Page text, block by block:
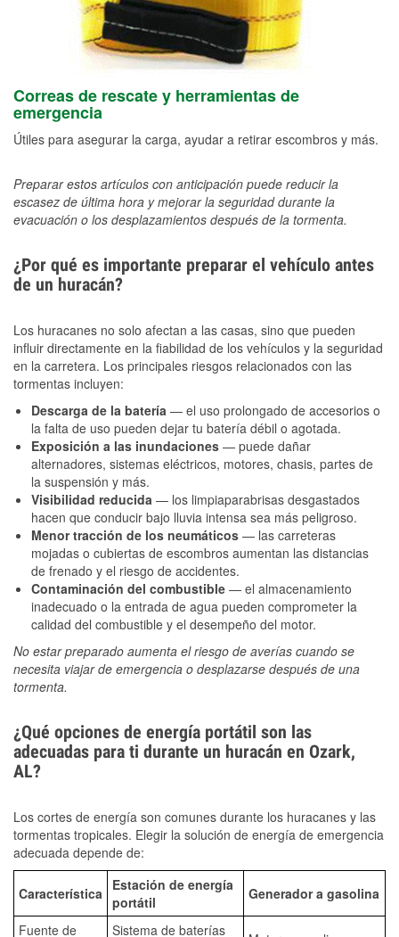
Correas de rescate y herramientas de
emergencia
Útiles para asegurar la carga, ayudar a retirar escombros y más.
Preparar estos artículos con anticipación puede reducir la
escasez de última hora y mejorar la seguridad durante la
evacuación o los desplazamientos después de la tormenta.
¿Por qué es importante preparar el vehículo antes
de un huracán?
Los huracanes no solo afectan a las casas, sino que pueden
influir directamente en la fiabilidad de los vehículos y la seguridad
en la carretera. Los principales riesgos relacionados con las
tormentas incluyen:
Descarga de la batería — el uso prolongado de accesorios o
la falta de uso pueden dejar tu batería débil o agotada.
Exposición a las inundaciones — puede dañar
alternadores, sistemas eléctricos, motores, chasis, partes de
la suspensión y más.
Visibilidad reducida — los limpiaparabrisas desgastados
hacen que conducir bajo lluvia intensa sea más peligroso.
Menor tracción de los neumáticos — las carreteras
mojadas o cubiertas de escombros aumentan las distancias
de frenado y el riesgo de accidentes.
Contaminación del combustible — el almacenamiento
inadecuado o la entrada de agua pueden comprometer la
calidad del combustible y el desempeño del motor.
No estar preparado aumenta el riesgo de averías cuando se
necesita viajar de emergencia o desplazarse después de una
tormenta.
¿Qué opciones de energía portátil son las
adecuadas para ti durante un huracán en Ozark,
AL?
Los cortes de energía son comunes durante los huracanes y las
tormentas tropicales. Elegir la solución de energía de emergencia
adecuada depende de:
Característica
Estación de energía
portátil
Generador a gasolina
Fuente de Sistema de baterías